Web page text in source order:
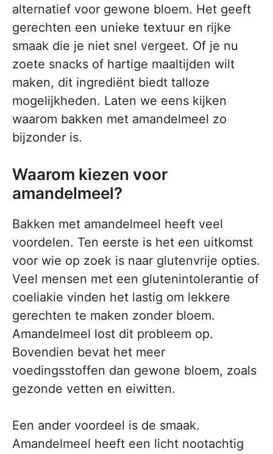
alternatief voor gewone bloem. Het geeft
gerechten een unieke textuur en rijke
smaak die je niet snel vergeet. Of je nu
zoete snacks of hartige maaltijden wilt
maken, dit ingrediënt biedt talloze
mogelijkheden. Laten we eens kijken
waarom bakken met amandelmeel zo
bijzonder is.
Waarom kiezen voor
amandelmeel?
Bakken met amandelmeel heeft veel
voordelen. Ten eerste is het een uitkomst
voor wie op zoek is naar glutenvrije opties.
Veel mensen met een glutenintolerantie of
coeliakie vinden het lastig om lekkere
gerechten te maken zonder bloem.
Amandelmeel lost dit probleem op.
Bovendien bevat het meer
voedingsstoffen dan gewone bloem, zoals
gezonde vetten en eiwitten.
Een ander voordeel is de smaak.
Amandelmeel heeft een licht nootachtig